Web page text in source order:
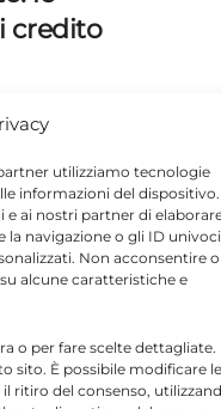
utilizziamo tecnologie
informazioni del
ai nostri partner di
navigazione o gli ID univoci
Non acconsentire o
alcune caratteristiche e
o per fare scelte dettagliate.
sito. È possibile modificare le
ritiro del consenso,
credito
differenze tra